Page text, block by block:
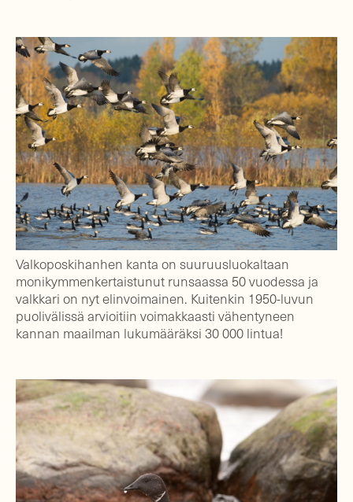
Valkoposkihanhen kanta on suuruusluokaltaan
monikymmenkertaistunut runsaassa 50 vuodessa ja
valkkari on nyt elinvoimainen. Kuitenkin 1950-luvun
puolivälissä arvioitiin voimakkaasti vähentyneen
kannan maailman lukumääräksi 30 000 lintua!